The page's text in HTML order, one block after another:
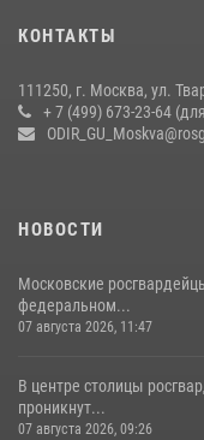
чемпионат по самбо (виео)
Центр профессиональной
КОНТАКТЫ
111250, г. Москва, ул.
+ 7 (499) 673-23-64
НОВОСТИ
Московские
федеральном...
07 августа 2026, 11:47
В центре столицы
проникнут...
07 августа 2026, 09:26